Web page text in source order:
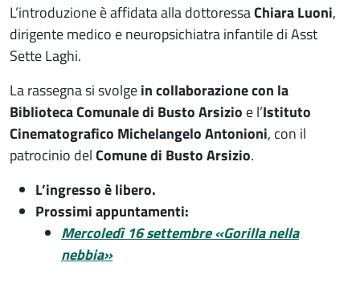
L’introduzione è affidata alla dottoressaChiara Luoni,
dirigente medico e neuropsichiatra infantile di Asst
Sette Laghi.
La rassegna si svolgein collaborazione con la
Biblioteca Comunale di Busto Arsizio e l’Istituto
Cinematografico Michelangelo Antonioni, con il
patrocinio delComune di Busto Arsizio.
L’ingresso è libero.
Prossimi appuntamenti:
Mercoledì 16 settembre «Gorilla nella
nebbia»